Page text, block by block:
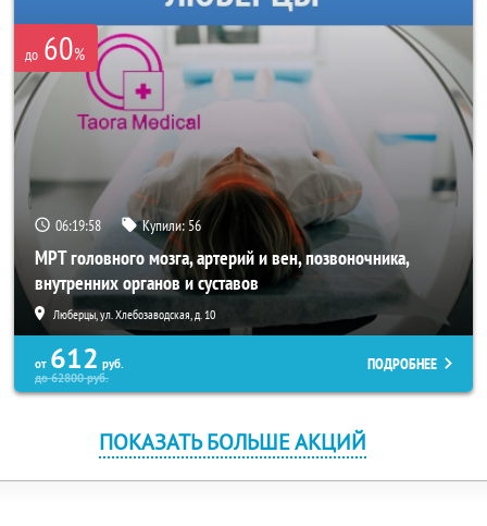
до 60%
06:19:58 Купили:56
МРТ головного мозга, артерий и вен, позвоночника,
внутренних органов и суставов
Люберцы, ул. Хлебозаводская, д. 10
от 612 руб.
до62800руб.
ПОДРОБНЕЕ
ПОКАЗАТЬ БОЛЬШЕ АКЦИЙ